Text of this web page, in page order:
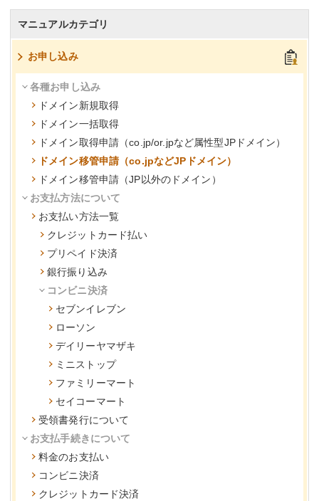
マニュアルカテゴリ
お申し込み
各種お申し込み
ドメイン新規取得
ドメイン一括取得
ドメイン取得申請（co.jp/or.jpなど属性型JPドメイン）
ドメイン移管申請（co.jpなどJPドメイン）
ドメイン移管申請（JP以外のドメイン）
お支払方法について
お支払い方法一覧
クレジットカード払い
プリペイド決済
銀行振り込み
コンビニ決済
セブンイレブン
ローソン
デイリーヤマザキ
ミニストップ
ファミリーマート
セイコーマート
受領書発行について
お支払手続きについて
料金のお支払い
コンビニ決済
クレジットカード決済